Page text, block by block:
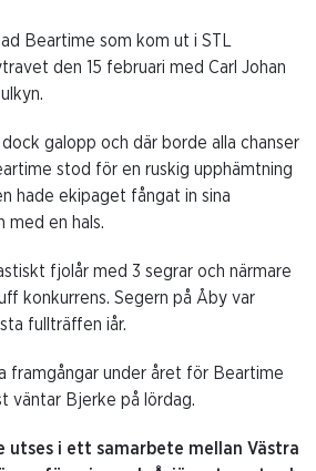
Beartime som kom ut i STL
den 15 februari med Carl Johan
galopp och där borde alla chanser
stod för en ruskig upphämtning
hade ekipaget fångat in sina
med en hals.
fjolår med 3 segrar och närmare
konkurrens. Segern på Åby var
fullträffen iår.
framgångar under året för Beartime
väntar Bjerke på lördag.
utses i ett samarbete mellan Västra